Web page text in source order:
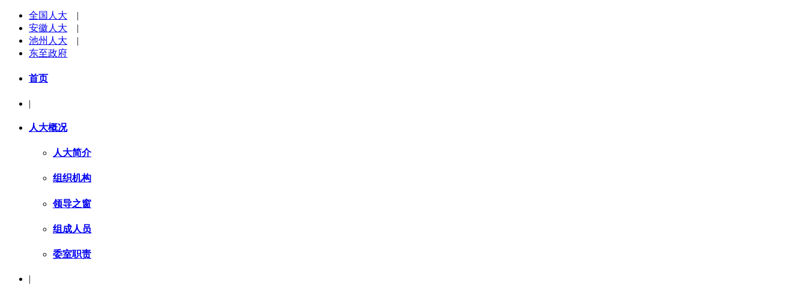
全国人大 |
安徽人大 |
池州人大 |
东至政府
首页
|
人大概况
人大简介
组织机构
领导之窗
组成人员
委室职责
|